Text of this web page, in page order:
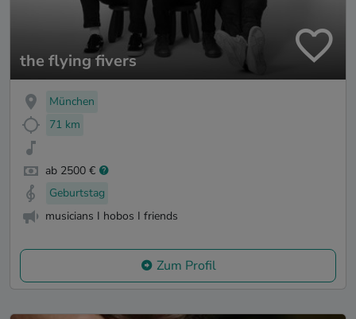
the flying fivers
München
71 km
ab 2500 €
Geburtstag
musicians I hobos I friends
Zum Profil